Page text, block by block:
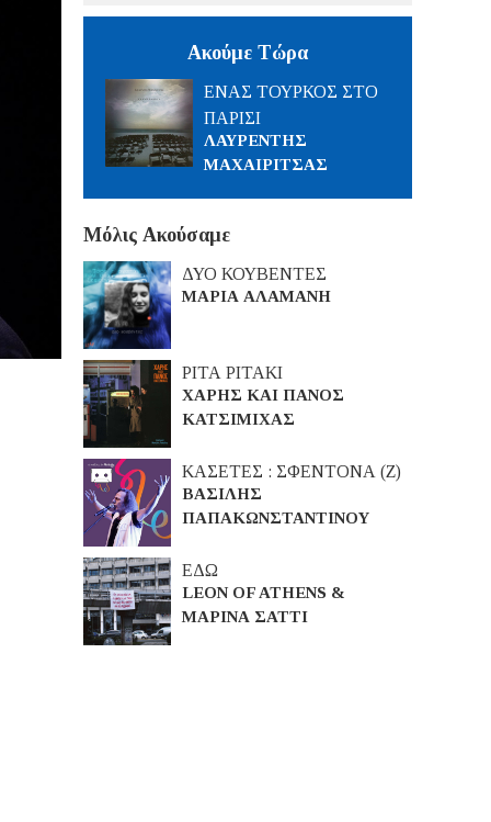
Ακούμε Τώρα
ΕΝΑΣ ΤΟΥΡΚΟΣ ΣΤΟ
ΠΑΡΙΣΙ
ΛΑΥΡΕΝΤΗΣ
ΜΑΧΑΙΡΙΤΣΑΣ
Μόλις Ακούσαμε
ΔΥΟ ΚΟΥΒΕΝΤΕΣ
ΜΑΡΙΑ ΑΛΑΜΑΝΗ
ΡΙΤΑ ΡΙΤΑΚΙ
ΧΑΡΗΣ ΚΑΙ ΠΑΝΟΣ
ΚΑΤΣΙΜΙΧΑΣ
ΚΑΣΕΤΕΣ : ΣΦΕΝΤΟΝΑ (Ζ)
ΒΑΣΙΛΗΣ
ΠΑΠΑΚΩΝΣΤΑΝΤΙΝΟΥ
ΕΔΩ
LEON OF ATHENS &
ΜΑΡΙΝΑ ΣΑΤΤΙ